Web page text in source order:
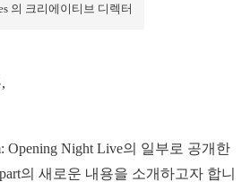
의 크리에이티브 디렉터
Opening Night Live의 일부로 공개한
의 새로운 내용을 소개하고자 합니